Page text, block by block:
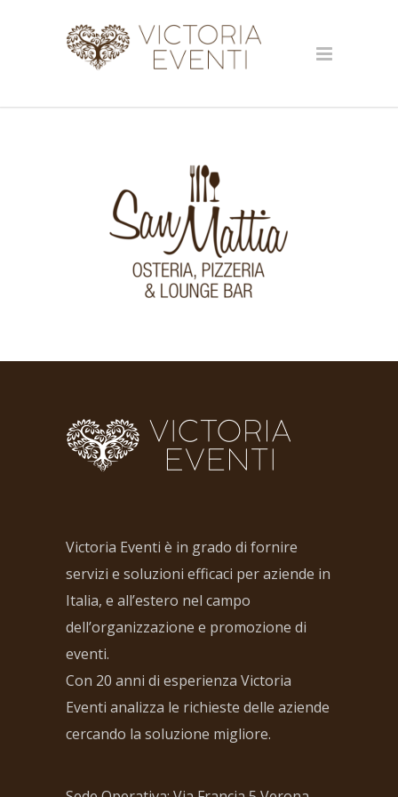
Victoria Eventi è in grado di fornire
servizi e soluzioni efficaci per aziende in
Italia, e all’estero nel campo
dell’organizzazione e promozione di
eventi.
Con 20 anni di esperienza Victoria
Eventi analizza le richieste delle aziende
cercando la soluzione migliore.